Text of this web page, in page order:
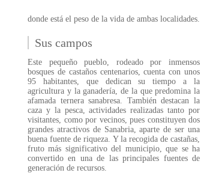
donde está el peso de la vida de ambas localidades.
Sus campos
Este pequeño pueblo, rodeado por inmensos
bosques de castaños centenarios, cuenta con unos
95 habitantes, que dedican su tiempo a la
agricultura y la ganadería, de la que predomina la
afamada ternera sanabresa. También destacan la
caza y la pesca, actividades realizadas tanto por
visitantes, como por vecinos, pues constituyen dos
grandes atractivos de Sanabria, aparte de ser una
buena fuente de riqueza. Y la recogida de castañas,
fruto más significativo del municipio, que se ha
convertido en una de las principales fuentes de
generación de recursos.